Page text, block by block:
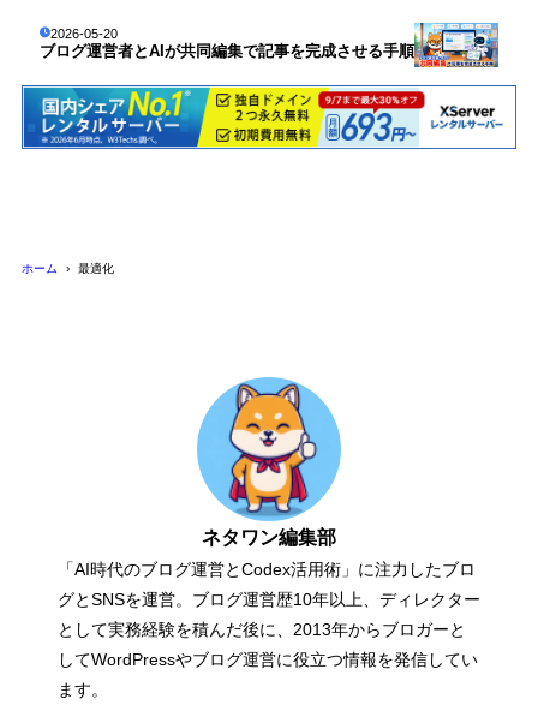
2026-05-20
ブログ運営者とAIが共同編集で記事を完成させる手順
ホーム 最適化
ネタワン編集部
「AI時代のブログ運営とCodex活用術」に注力したブロ
グとSNSを運営。ブログ運営歴10年以上、ディレクター
として実務経験を積んだ後に、2013年からブロガーと
してWordPressやブログ運営に役立つ情報を発信してい
ます。